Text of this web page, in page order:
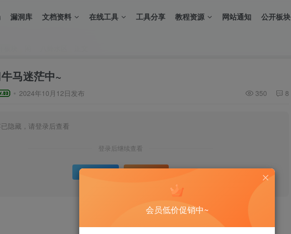
漏洞库 文档资料 在线工具 工具分享 教程资源 网站通知 公开板块
马迷茫中~
2024年10月12日发布 350 8
隐藏，请登录后查看
登录后继续查看
会员低价促销中~